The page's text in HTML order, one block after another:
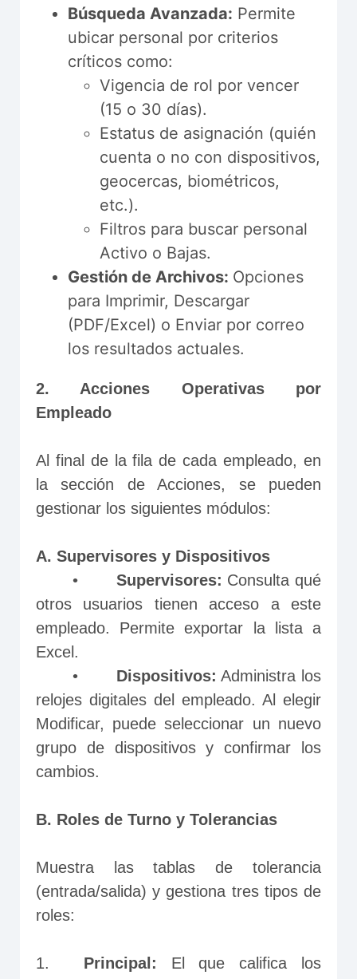
Búsqueda Avanzada: Permite
ubicar personal por criterios
críticos como:
Vigencia de rol por vencer
(15 o 30 días).
Estatus de asignación (quién
cuenta o no con dispositivos,
geocercas, biométricos,
etc.).
Filtros para buscar personal
Activo o Bajas.
Gestión de Archivos: Opciones
para Imprimir, Descargar
(PDF/Excel) o Enviar por correo
los resultados actuales.
2. Acciones Operativas por
Empleado
Al final de la fila de cada empleado, en
la sección de Acciones, se pueden
gestionar los siguientes módulos:
A. Supervisores y Dispositivos
Supervisores: Consulta qué
otros usuarios tienen acceso a este
empleado. Permite exportar la lista a
Excel.
Dispositivos: Administra los
relojes digitales del empleado. Al elegir
Modificar, puede seleccionar un nuevo
grupo de dispositivos y confirmar los
cambios.
B. Roles de Turno y Tolerancias
Muestra las tablas de tolerancia
(entrada/salida) y gestiona tres tipos de
roles:
Principal: El que califica los